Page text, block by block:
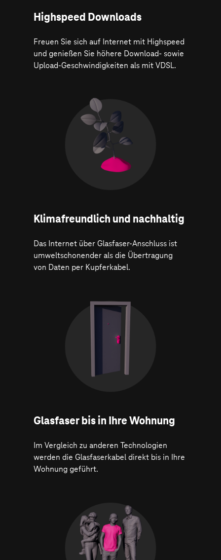
Highspeed Downloads
Freuen Sie sich auf Internet mit Highspeed
und genießen Sie höhere Download- sowie
Upload-Geschwindigkeiten als mit VDSL.
Klima­freundlich und nachhaltig
Das Internet über Glasfaser-Anschluss ist
umweltschonender als die Übertragung
von Daten per Kupferkabel.
Glasfaser bis in Ihre Wohnung
Im Vergleich zu anderen Technologien
werden die Glasfaserkabel direkt bis in Ihre
Wohnung geführt.